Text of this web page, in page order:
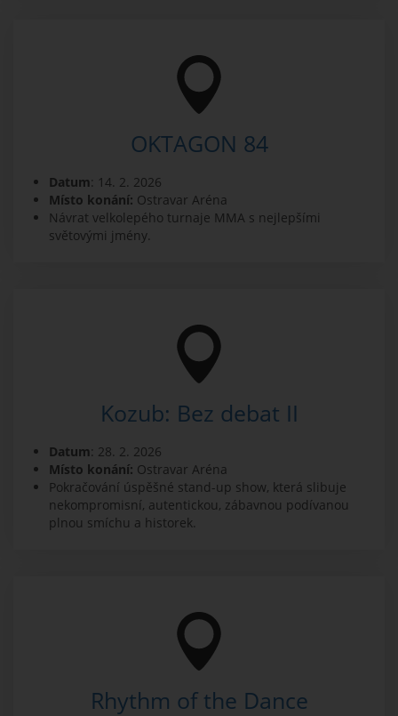
OKTAGON 84
Datum: 14. 2. 2026
Místo konání: Ostravar Aréna
Návrat velkolepého turnaje MMA s nejlepšími
světovými jmény.
Kozub: Bez debat II
Datum: 28. 2. 2026
Místo konání: Ostravar Aréna
Pokračování úspěšné stand-up show, která slibuje
nekompromisní, autentickou, zábavnou podívanou
plnou smíchu a historek.
Rhythm of the Dance